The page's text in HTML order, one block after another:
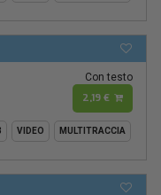
Con testo
2,19 €
VIDEO MULTITRACCIA